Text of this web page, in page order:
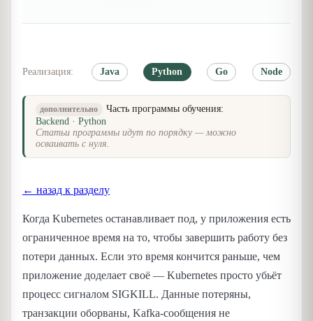
Реализация: Java Python Go Node
дополнительно
Часть программы обучения:
Backend · Python
Статьи программы идут по порядку — можно
осваивать с нуля.
← назад к разделу
Когда Kubernetes останавливает под, у приложения есть
ограниченное время на то, чтобы завершить работу без
потери данных. Если это время кончится раньше, чем
приложение доделает своё — Kubernetes просто убьёт
процесс сигналом SIGKILL. Данные потеряны,
транзакции оборваны, Kafka-сообщения не